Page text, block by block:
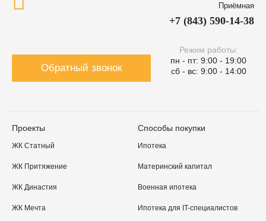
Приёмная
+7 (843) 590-14-38
Обратный звонок
Режим работы:
пн - пт: 9:00 - 19:00
сб - вс: 9:00 - 14:00
Проекты
ЖК Статный
ЖК Притяжение
ЖК Династия
ЖК Мечта
Способы покупки
Ипотека
Материнский капитал
Военная ипотека
Ипотека для IT-специалистов